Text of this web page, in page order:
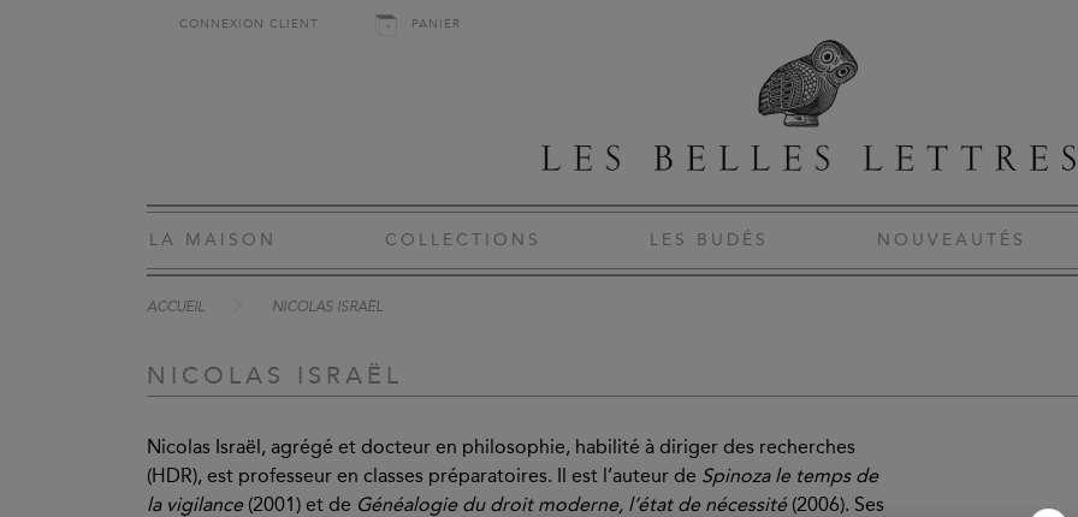
CONNEXION CLIENT PANIER
LA MAISON COLLECTIONS LES BUDÉS NOUVEAUTÉS
ACCUEIL NICOLAS ISRAËL
NICOLAS ISRAËL
Nicolas Israël, agrégé et docteur en philosophie, habilité à diriger des recherches
(HDR), est professeur en classes préparatoires. Il est l’auteur de Spinoza le temps de
la vigilance(2001) et de Généalogie du droit moderne, l’état de nécessité(2006). Ses